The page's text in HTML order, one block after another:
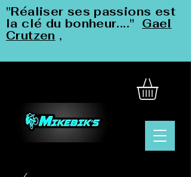
"Réaliser ses passions est
la clé du bonheur...." Gael
Crutzen ,